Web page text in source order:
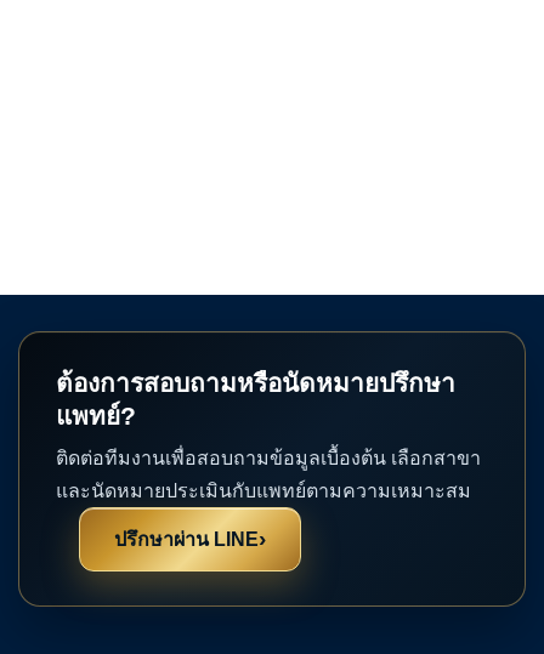
ต้องการสอบถามหรือนัดหมายปรึกษา
แพทย์?
ติดต่อทีมงานเพื่อสอบถามข้อมูลเบื้องต้น เลือกสาขา
และนัดหมายประเมินกับแพทย์ตามความเหมาะสม
ปรึกษาผ่าน LINE›